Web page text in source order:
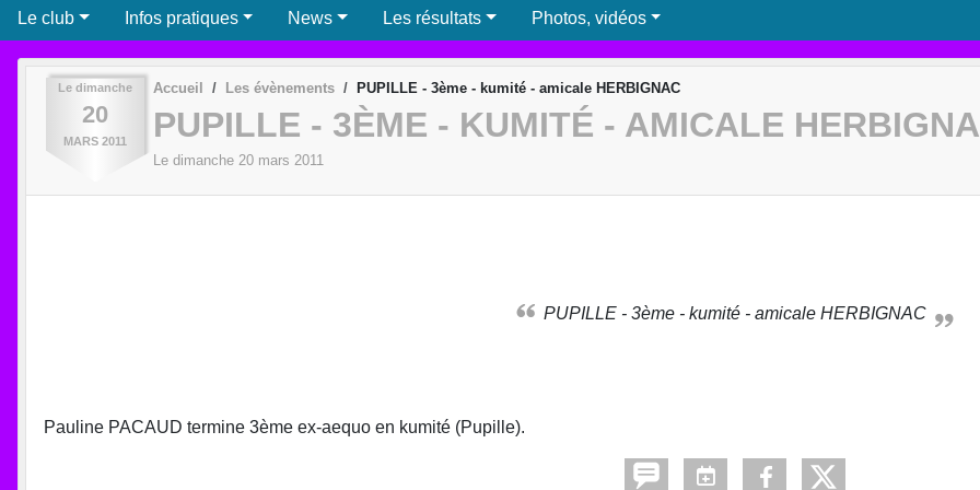
Le club Infos pratiques News Les résultats Photos, vidéos
Le dimanche
20
MARS 2011
Accueil Les évènements PUPILLE - 3ème - kumité - amicale HERBIGNAC
PUPILLE - 3ÈME - KUMITÉ - AMICALE
Le dimanche 20 mars 2011
PUPILLE - 3ème - kumité - amicale HERBIGNAC
Pauline PACAUD termine 3ème ex-aequo en kumité (Pupille).